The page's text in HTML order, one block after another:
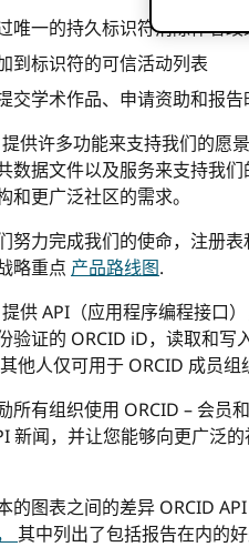
唯一的持久标识符消除作者歧
到标识符的可信活动列表
交学术作品、申请资助和报告
供许多功能来支持我们的愿
数据文件以及服务来支持我
和更广泛社区的需求。
努力完成我们的使命，注册
略重点 产品路线图.
供 API（应用程序编程接口
验证的 ORCID iD，读取和写
他人仅可用于 ORCID 成员组
所有组织使用 ORCID – 会员
新闻，并让您能够向更广泛的
的图表之间的差异 ORCID API
其中列出了包括报告在内的好